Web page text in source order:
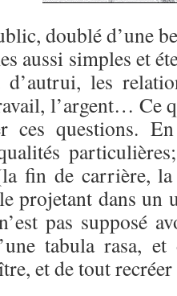
doublé d’une
aussi simples et
les
l’argent… Ce
ces questions.
fin de carrière,
projetant dans
pas supposé
tabula rasa,
et de tout